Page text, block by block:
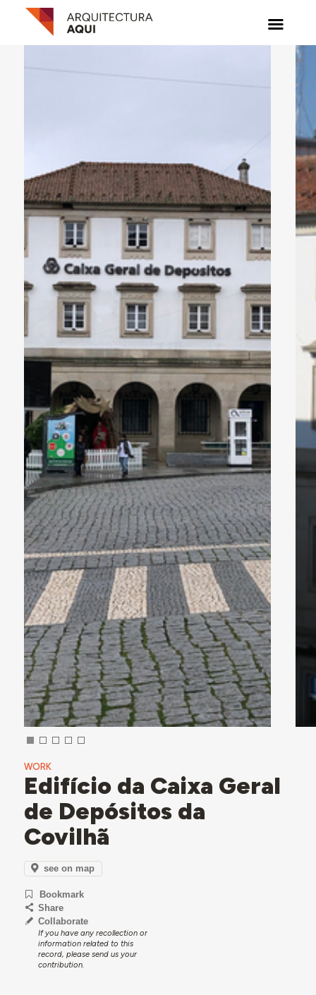
WORK
Edifício da Caixa Geral
de Depósitos da
Covilhã
see on map
Bookmark
Share
Collaborate
If you have any recollection or
information related to this
record, please send us your
contribution.